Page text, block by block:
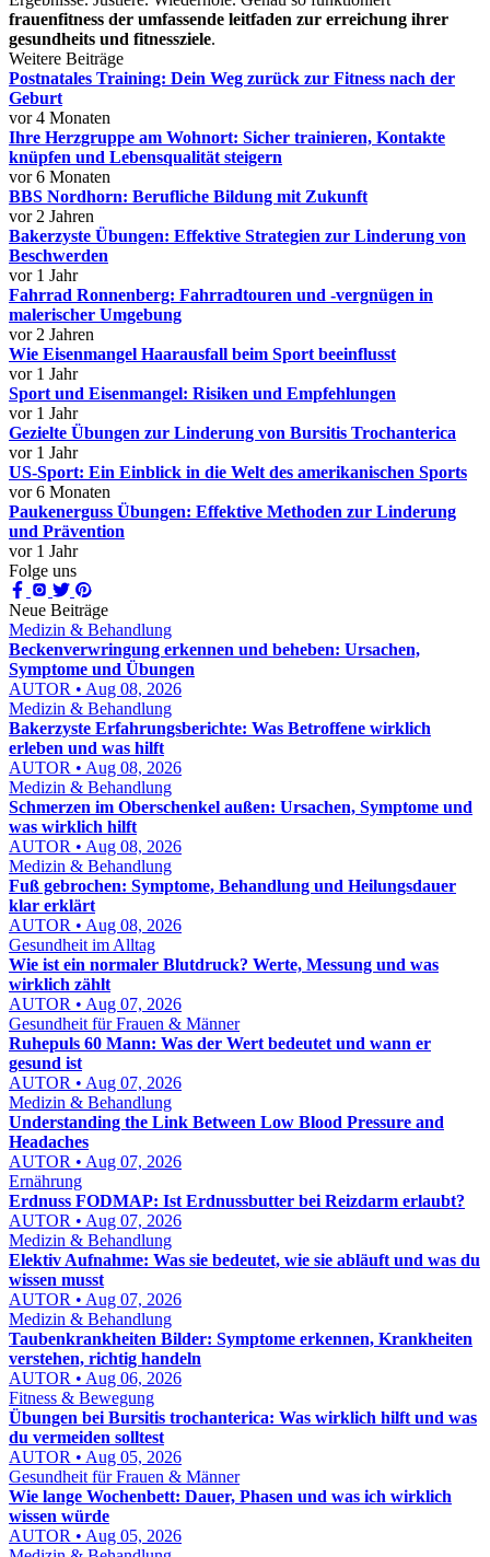
frauenfitness der umfassende leitfaden zur erreichung ihrer
gesundheits und fitnessziele.
Weitere Beiträge
Postnatales Training: Dein Weg zurück zur Fitness nach der
Geburt
vor 4 Monaten
Ihre Herzgruppe am Wohnort: Sicher trainieren, Kontakte
knüpfen und Lebensqualität steigern
vor 6 Monaten
BBS Nordhorn: Berufliche Bildung mit Zukunft
vor 2 Jahren
Bakerzyste Übungen: Effektive Strategien zur Linderung von
Beschwerden
vor 1 Jahr
Fahrrad Ronnenberg: Fahrradtouren und -vergnügen in
malerischer Umgebung
vor 2 Jahren
Wie Eisenmangel Haarausfall beim Sport beeinflusst
vor 1 Jahr
Sport und Eisenmangel: Risiken und Empfehlungen
vor 1 Jahr
Gezielte Übungen zur Linderung von Bursitis Trochanterica
vor 1 Jahr
US-Sport: Ein Einblick in die Welt des amerikanischen Sports
vor 6 Monaten
Paukenerguss Übungen: Effektive Methoden zur Linderung
und Prävention
vor 1 Jahr
Folge uns
Neue Beiträge
Medizin & Behandlung
Beckenverwringung erkennen und beheben: Ursachen,
Symptome und Übungen
AUTOR • Aug 08, 2026
Medizin & Behandlung
Bakerzyste Erfahrungsberichte: Was Betroffene wirklich
erleben und was hilft
AUTOR • Aug 08, 2026
Medizin & Behandlung
Schmerzen im Oberschenkel außen: Ursachen, Symptome und
was wirklich hilft
AUTOR • Aug 08, 2026
Medizin & Behandlung
Fuß gebrochen: Symptome, Behandlung und Heilungsdauer
klar erklärt
AUTOR • Aug 08, 2026
Gesundheit im Alltag
Wie ist ein normaler Blutdruck? Werte, Messung und was
wirklich zählt
AUTOR • Aug 07, 2026
Gesundheit für Frauen & Männer
Ruhepuls 60 Mann: Was der Wert bedeutet und wann er
gesund ist
AUTOR • Aug 07, 2026
Medizin & Behandlung
Understanding the Link Between Low Blood Pressure and
Headaches
AUTOR • Aug 07, 2026
Ernährung
Erdnuss FODMAP: Ist Erdnussbutter bei Reizdarm erlaubt?
AUTOR • Aug 07, 2026
Medizin & Behandlung
Elektiv Aufnahme: Was sie bedeutet, wie sie abläuft und was du
wissen musst
AUTOR • Aug 07, 2026
Medizin & Behandlung
Taubenkrankheiten Bilder: Symptome erkennen, Krankheiten
verstehen, richtig handeln
AUTOR • Aug 06, 2026
Fitness & Bewegung
Übungen bei Bursitis trochanterica: Was wirklich hilft und was
du vermeiden solltest
AUTOR • Aug 05, 2026
Gesundheit für Frauen & Männer
Wie lange Wochenbett: Dauer, Phasen und was ich wirklich
wissen würde
AUTOR • Aug 05, 2026